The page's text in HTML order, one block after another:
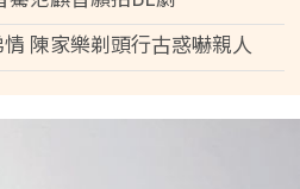
陳家樂剃頭行古惑嚇親人